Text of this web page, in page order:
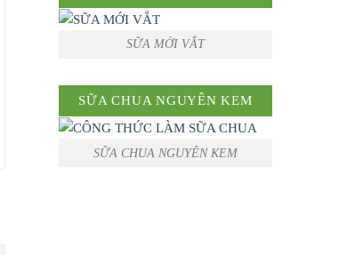
SỮA MỚI VẮT
SỮA CHUA NGUYÊN KEM
SỮA CHUA NGUYÊN KEM